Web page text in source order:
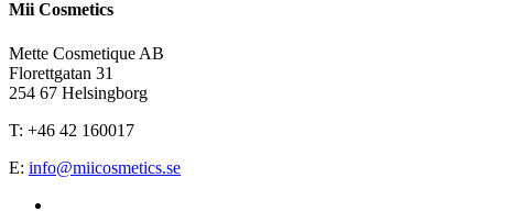
Mii Cosmetics
Mette Cosmetique AB
Florettgatan 31
254 67 Helsingborg
T: +46 42 160017
E: info@miicosmetics.se